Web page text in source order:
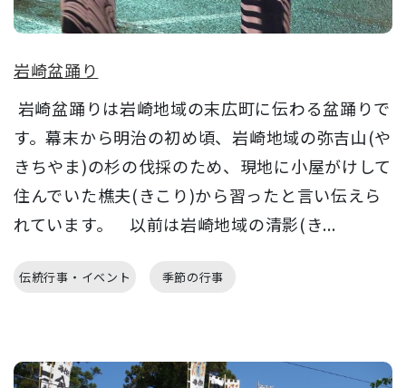
岩崎盆踊り
岩崎盆踊りは岩崎地域の末広町に伝わる盆踊りで
す。幕末から明治の初め頃、岩崎地域の弥吉山(や
きちやま)の杉の伐採のため、現地に小屋がけして
住んでいた樵夫(きこり)から習ったと言い伝えら
れています。 以前は岩崎地域の清影(き...
伝統行事・イベント 季節の行事